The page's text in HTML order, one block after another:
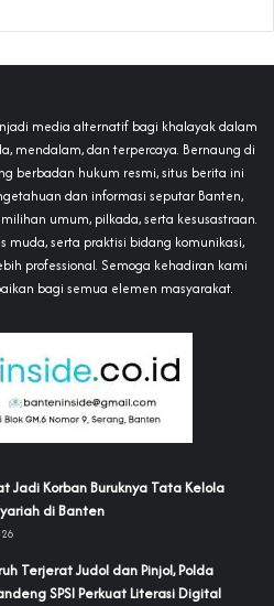
media alternatif bagi khalayak dalam
mendalam, dan terpercaya. Bernaung di
berbadan hukum resmi, situs berita ini
dan informasi seputar Banten,
umum, pilkada, serta kesusastraan.
muda, serta praktisi bidang komunikasi,
professional. Semoga kehadiran kami
bagi semua elemen masyarakat.
Jadi Korban Buruknya Tata Kelola
di Banten
Terjerat Judol dan Pinjol, Polda
SPSI Perkuat Literasi Digital